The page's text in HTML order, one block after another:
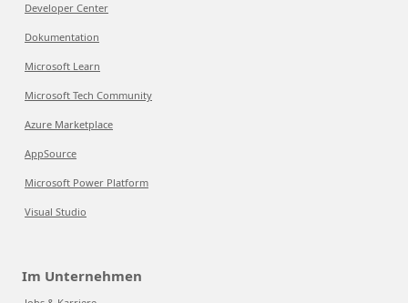
Developer Center
Dokumentation
Microsoft Learn
Microsoft Tech Community
Azure Marketplace
AppSource
Microsoft Power Platform
Visual Studio
Im Unternehmen